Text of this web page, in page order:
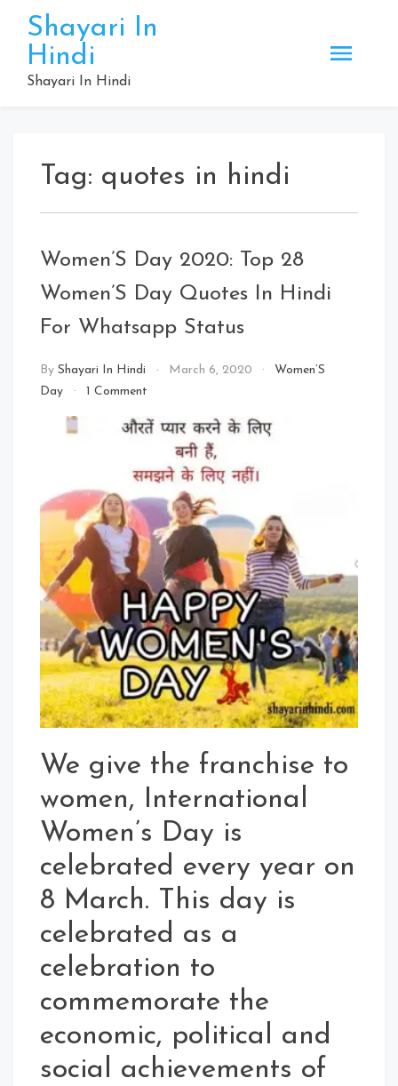
content
Shayari In
Hindi
Shayari In Hindi
Tag: quotes in hindi
Women’S Day 2020: Top 28
Women’S Day Quotes In Hindi
For Whatsapp Status
By Shayari In Hindi March 6, 2020
Women’S
Day
1 Commenton
Day
2020:
Top
28
Women’S
Day
Quotes
In
Hindi
For
Whatsapp
Status
We give the franchise to
women, International
Women’s Day is
celebrated every year on
8 March. This day is
celebrated as a
celebration to
commemorate the
economic, political and
social achievements of